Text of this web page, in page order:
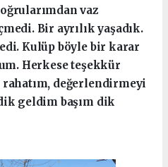
vaz
Bir ayrılık yaşadık.
Kulüp böyle bir karar
Herkese teşekkür
değerlendirmeyi
geldim başım dik